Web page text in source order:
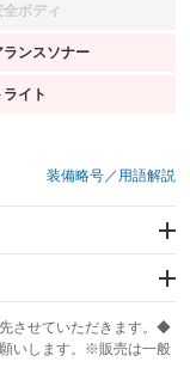
ボディ
し
ランスソナー
り
イト
り
装備略号／用語解説
させていただきます。◆
いします。※販売は一般